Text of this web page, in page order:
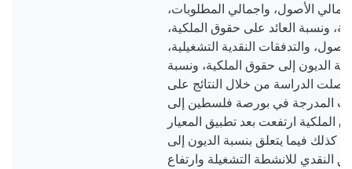
الأصول، واجمالي المطلوبات،
ونسبة العائد على حقوق الملكية،
والتدفقات النقدية التشغيلية،
الديون إلى حقوق الملكية، ونسبة
الدراسة من خلال النتائج على
المدرجة في بورصة فلسطين إلى
الملكية ارتفعت بعد تطبيق المعيار
كذلك فيما يتعلق بنسبة الديون إلى
النقدي للانشطة التشغيلة وارتفاع